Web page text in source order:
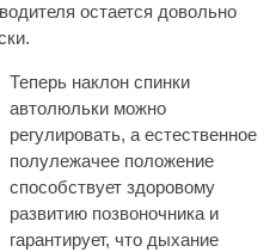
остается довольно
Теперь наклон спинки
автолюльки можно
регулировать, а естественное
полулежачее положение
способствует здоровому
развитию позвоночника и
гарантирует, что дыхание